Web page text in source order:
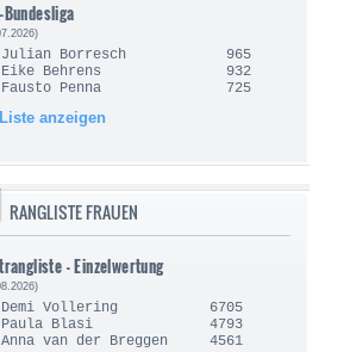
Bundesliga
Borresch 965
Behrens 932
Penna 725
Liste anzeigen
RANGLISTE FRAUEN
- Einzelwertung
Vollering 6705
Blasi 4793
van der Breggen 4561